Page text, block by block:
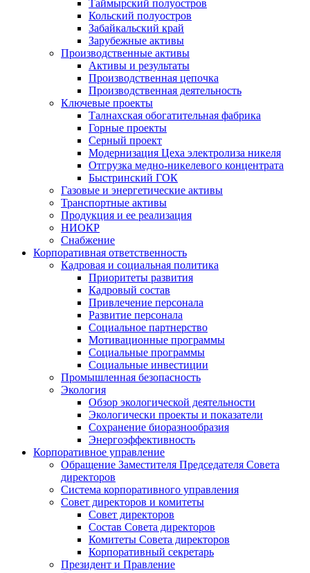
Таймырский полуостров
Кольский полуостров
Забайкальский край
Зарубежные активы
Производственные активы
Активы и результаты
Производственная цепочка
Производственная деятельность
Ключевые проекты
Талнахская обогатительная фабрика
Горные проекты
Серный проект
Модернизация Цеха электролиза никеля
Отгрузка медно-никелевого концентрата
Быстринский ГОК
Газовые и энергетические активы
Транспортные активы
Продукция и ее реализация
НИОКР
Снабжение
Корпоративная ответственность
Кадровая и социальная политика
Приоритеты развития
Кадровый состав
Привлечение персонала
Развитие персонала
Социальное партнерство
Мотивационные программы
Социальные программы
Социальные инвестиции
Промышленная безопасность
Экология
Обзор экологической деятельности
Экологически проекты и показатели
Сохранение биоразнообразия
Энергоэффективность
Корпоративное управление
Обращение Заместителя Председателя Совета
директоров
Система корпоративного управления
Совет директоров и комитеты
Совет директоров
Состав Совета директоров
Комитеты Совета директоров
Корпоративный секретарь
Президент и Правление